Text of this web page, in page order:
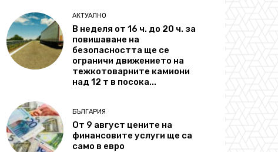
АКТУАЛНО
В неделя от 16 ч. до 20 ч. за
повишаване на
безопасността ще се
ограничи движението на
тежкотоварните камиони
над 12 т в посока...
БЪЛГАРИЯ
От 9 август цените на
финансовите услуги ще са
само в евро